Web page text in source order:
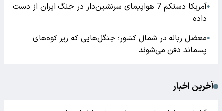
●
آمریکا دستکم 7 هواپیمای سرنشین‌دار در جنگ ایران از دست
داده
●معضل زباله در شمال کشور؛ جنگل‌هایی که زیر کوه‌های
پسماند دفن می‌شوند
آخرین اخبار